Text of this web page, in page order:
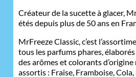
Créateur de la sucette à glacer,
étés depuis plus de 50 ans en
MrFreeze Classic, c’est
tous les parfums phares,
des arômes et colorants
assortis : Fraise, Framboise,